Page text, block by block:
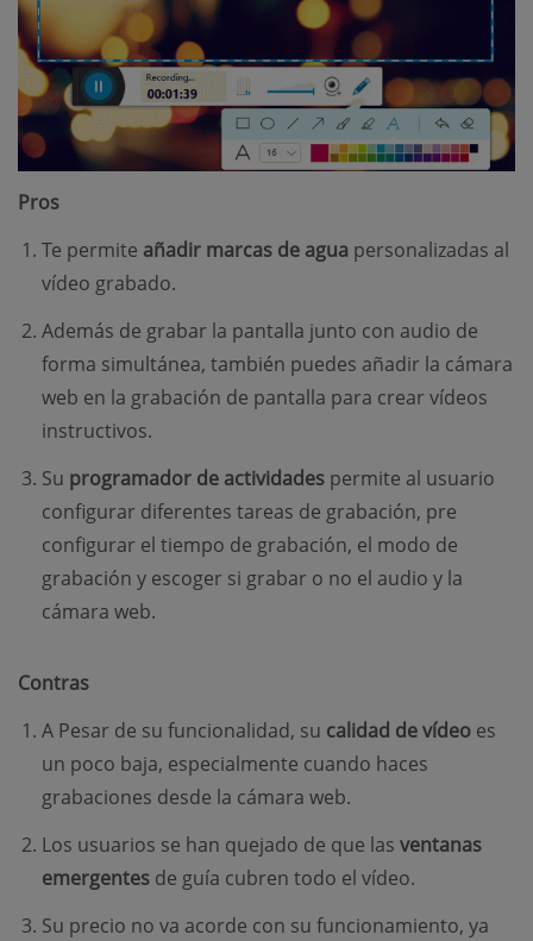
Pros
Te permite añadir marcas de agua personalizadas al
vídeo grabado.
Además de grabar la pantalla junto con audio de
forma simultánea, también puedes añadir la cámara
web en la grabación de pantalla para crear vídeos
instructivos.
Su programador de actividades permite al usuario
configurar diferentes tareas de grabación, pre
configurar el tiempo de grabación, el modo de
grabación y escoger si grabar o no el audio y la
cámara web.
Contras
A Pesar de su funcionalidad, su calidad de vídeo es
un poco baja, especialmente cuando haces
grabaciones desde la cámara web.
Los usuarios se han quejado de que las ventanas
emergentes de guía cubren todo el vídeo.
Su precio no va acorde con su funcionamiento, ya